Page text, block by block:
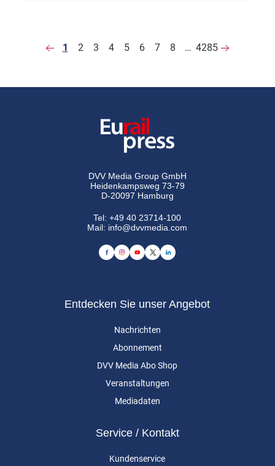
1 2 3 4 5 6 7 8 … 4285
DVV Media Group GmbH
Heidenkampsweg 73-79
D-20097 Hamburg
Tel:+49 40 23714-100
Mail: info@dvvmedia.com
Entdecken Sie unser Angebot
Nachrichten
Abonnement
DVV Media Abo Shop
Veranstaltungen
Mediadaten
Service / Kontakt
Kundenservice